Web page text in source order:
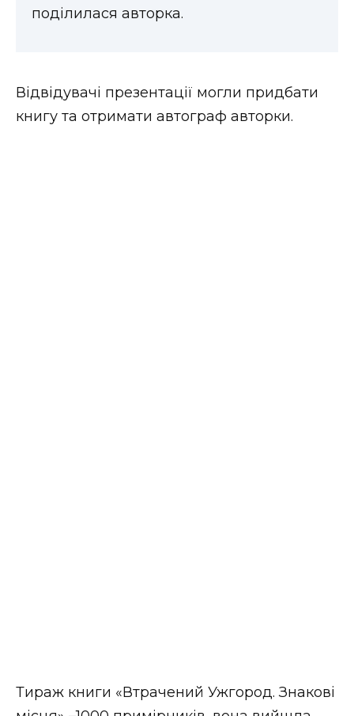
поділилася авторка.
Відвідувачі презентації могли придбати
книгу та отримати автограф авторки.
Тираж книги «Втрачений Ужгород. Знакові